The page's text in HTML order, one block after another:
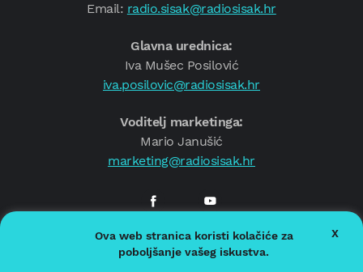
Email: radio.sisak@radiosisak.hr
Glavna urednica:
Iva Mušec Posilović
iva.posilovic@radiosisak.hr
Voditelj marketinga:
Mario Janušić
marketing@radiosisak.hr
© 2026.Radio Sisak
Politika privatnosti
Ova web stranica koristi kolačiće za
poboljšanje vašeg iskustva.
X